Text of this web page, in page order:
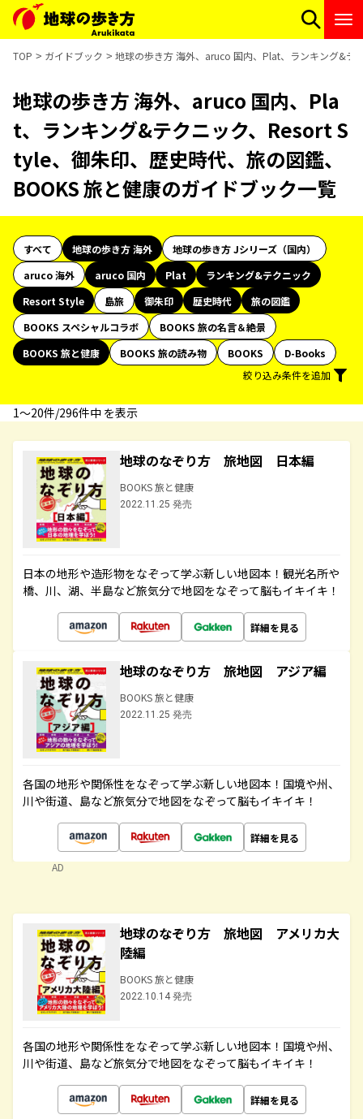
TOP ガイドブック 地球の歩き方 海外、aruco 国内、Plat、ランキング&テ
地球の歩き方 海外、aruco 国内、Pla
t、ランキング&テクニック、Resort S
tyle、御朱印、歴史時代、旅の図鑑、
BOOKS 旅と健康のガイドブック一覧
すべて 地球の歩き方 海外
地球の歩き方 Jシリーズ（国内）
aruco 海外
aruco 国内 Plat
ランキング&テクニック
Resort Style
島旅 御朱印 歴史時代
旅の図鑑
BOOKS スペシャルコラボ
BOOKS 旅の名言＆絶景
BOOKS 旅と健康
BOOKS 旅の読み物 BOOKS
D-Books
絞り込み条件を追加
1〜20件/296件中 を表示
地球のなぞり方 旅地図 日本編
BOOKS 旅と健康
2022.11.25 発売
日本の地形や造形物をなぞって学ぶ新しい地図本！観光名所や
橋、川、湖、半島など旅気分で地図をなぞって脳もイキイキ！
詳細を見る
地球のなぞり方 旅地図 アジア編
BOOKS 旅と健康
2022.11.25 発売
各国の地形や関係性をなぞって学ぶ新しい地図本！国境や州、
川や街道、島など旅気分で地図をなぞって脳もイキイキ！
詳細を見る
AD
地球のなぞり方 旅地図 アメリカ大
陸編
BOOKS 旅と健康
2022.10.14 発売
各国の地形や関係性をなぞって学ぶ新しい地図本！国境や州、
川や街道、島など旅気分で地図をなぞって脳もイキイキ！
詳細を見る